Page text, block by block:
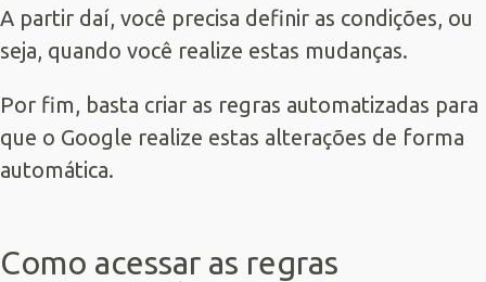
A partir daí, você precisa definir as condições, ou
seja, quando você realize estas mudanças.
Por fim, basta criar as regras automatizadas para
que o Google realize estas alterações de forma
automática.
Como acessar as regras